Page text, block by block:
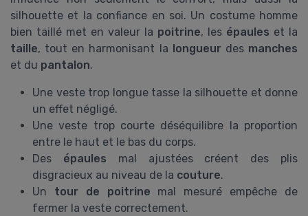
silhouette et la confiance en soi. Un costume homme
bien taillé met en valeur la poitrine, les épaules et la
taille, tout en harmonisant la longueurdes manches
et du pantalon.
Une veste trop longue tasse la silhouette et donne
un effet négligé.
Une veste trop courte déséquilibre la proportion
entre le haut et le bas du corps.
Des épaules mal ajustées créent des plis
disgracieux au niveau de la couture.
Un tour de poitrine mal mesuré empêche de
fermer la veste correctement.